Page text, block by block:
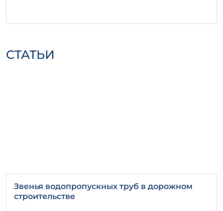
надежность и долговечность созданных
СТАТЬИ
Звенья водопропускных труб в дорожном
строительстве